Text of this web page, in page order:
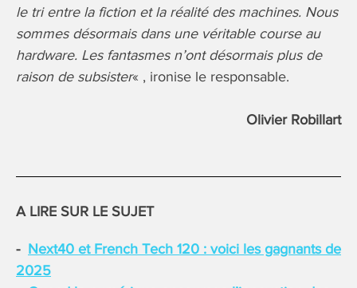
le tri entre la fiction et la réalité des machines. Nous
sommes désormais dans une véritable course au
hardware. Les fantasmes n’ont désormais plus de
raison de subsister« , ironise le responsable.
Olivier Robillart
A LIRE SUR LE SUJET
Next40 et French Tech 120 : voici les gagnants de
2025